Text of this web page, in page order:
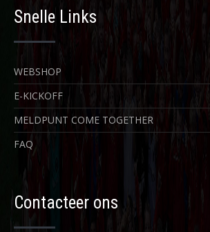
Snelle Links
WEBSHOP
E-KICKOFF
MELDPUNT COME TOGETHER
FAQ
Contacteer ons